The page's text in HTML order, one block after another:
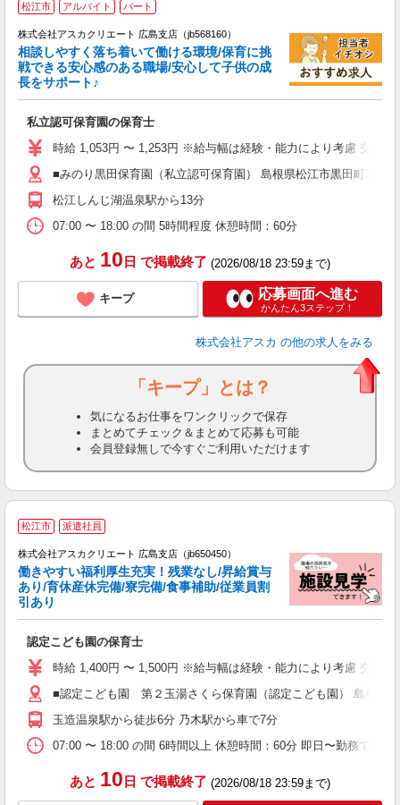
松江市 アルバイト パート
株式会社アスカクリエート 広島支店（jb568160）
相談しやすく落ち着いて働ける環境/保育に挑
戦できる安心感のある職場/安心して子供の成
長をサポート♪
私立認可保育園の保育士
時給 1,053円 〜 1,253円 ※給与幅は経験・能力により考慮 交通
■みのり黒田保育園（私立認可保育園） 島根県松江市黒田町3483
松江しんじ湖温泉駅から13分
07:00 〜 18:00 の間 5時間程度 休憩時間：60分
あと 10 日 で掲載終了 (2026/08/18 23:59まで)
キープ 応募画面へ進む
かんたん3ステップ！
株式会社アスカ の他の求人をみる
「キープ」とは？
気になるお仕事をワンクリックで保存
まとめてチェック＆まとめて応募も可能
会員登録無しで今すぐご利用いただけます
松江市 派遣社員
株式会社アスカクリエート 広島支店（jb650450）
働きやすい福利厚生充実！残業なし/昇給賞与
あり/育休産休完備/寮完備/食事補助/従業員割
引あり
認定こども園の保育士
時給 1,400円 〜 1,500円 ※給与幅は経験・能力により考慮 交通費
■認定こども園 第２玉湯さくら保育園（認定こども園） 島根県
玉造温泉駅から徒歩6分 乃木駅から車で7分
07:00 〜 18:00 の間 6時間以上 休憩時間：60分 即日〜勤務できま
あと 10 日 で掲載終了 (2026/08/18 23:59まで)